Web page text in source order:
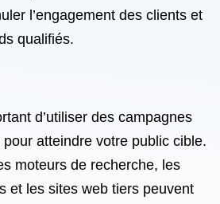
l’engagement des clients et
qualifiés.
d’utiliser des campagnes
atteindre votre public cible.
moteurs de recherche, les
et les sites web tiers peuvent